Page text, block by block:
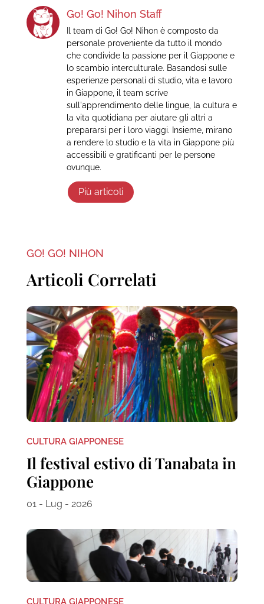
Go! Go! Nihon Staff
Il team di Go! Go! Nihon è composto da
personale proveniente da tutto il mondo
che condivide la passione per il Giappone e
lo scambio interculturale. Basandosi sulle
esperienze personali di studio, vita e lavoro
in Giappone, il team scrive
sull'apprendimento delle lingue, la cultura e
la vita quotidiana per aiutare gli altri a
prepararsi per i loro viaggi. Insieme, mirano
a rendere lo studio e la vita in Giappone più
accessibili e gratificanti per le persone
ovunque.
Più articoli
GO! GO! NIHON
Articoli Correlati
CULTURA GIAPPONESE
Il festival estivo di Tanabata in
Giappone
01 - Lug - 2026
CULTURA GIAPPONESE